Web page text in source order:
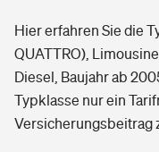
Arbeitsrechtsschutz
Elementarversicherung
Freizeit
Pri­vate Haft­pflicht­
Gesundheit
Hier erfahren Sie die
QUATTRO),
Diesel, Baujahr ab
Typklasse nur ein
Versicherungsbeitrag